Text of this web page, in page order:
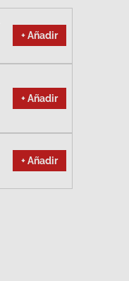
+ Añadir
+ Añadir
+ Añadir